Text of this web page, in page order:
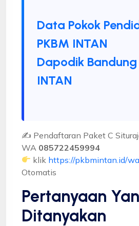
Data Pokok
PKBM INTAN
Dapodik Bandung
INTAN
✍ Pendaftaran Paket C
WA 085722459994
klik https://pkbmintan.id/wa
Otomatis
Pertanyaan
Ditanyakan